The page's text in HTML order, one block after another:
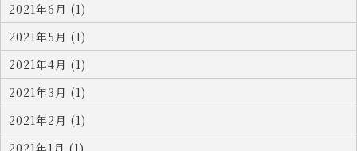
2021年6月 (1)
2021年5月 (1)
2021年4月 (1)
2021年3月 (1)
2021年2月 (1)